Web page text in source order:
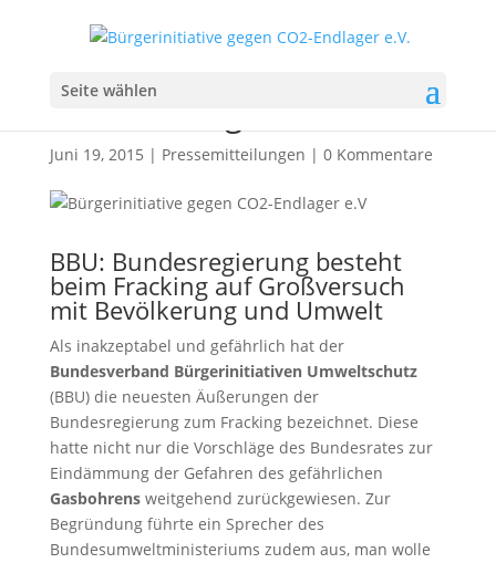
Seite wählen
Fracking Großversuch mit
Bevölkerung und Umwelt
Juni 19, 2015 | Pressemitteilungen | 0 Kommentare
BBU: Bundesregierung besteht
beim Fracking auf Großversuch
mit Bevölkerung und Umwelt
Als inakzeptabel und gefährlich hat der
Bundesverband Bürgerinitiativen Umweltschutz
(BBU) die neuesten Äußerungen der
Bundesregierung zum Fracking bezeichnet. Diese
hatte nicht nur die Vorschläge des Bundesrates zur
Eindämmung der Gefahren des gefährlichen
Gasbohrensweitgehend zurückgewiesen. Zur
Begründung führte ein Sprecher des
Bundesumweltministeriums zudem aus, man wolle